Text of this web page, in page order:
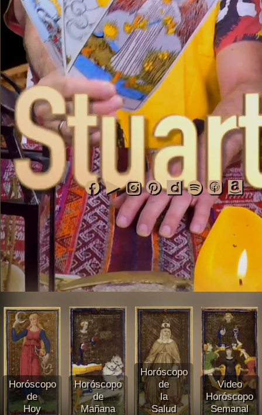
Horóscopo
de
Hoy
Horóscopo
de
Mañana
Horóscopo
de
la
Salud
Video
Horóscopo
Semanal